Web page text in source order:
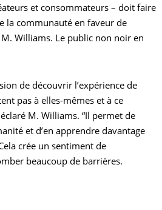
et consommateurs – doit faire
la communauté en faveur de
M. Williams. Le public non noir en
de découvrir l’expérience de
pas à elles-mêmes et à ce
M. Williams. “Il permet de
et d’en apprendre davantage
crée un sentiment de
beaucoup de barrières.